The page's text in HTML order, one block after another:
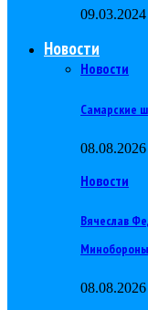
09.03.2024
Новости
Новости
Самарские
08.08.2026
Новости
Вячеслав
08.08.2026